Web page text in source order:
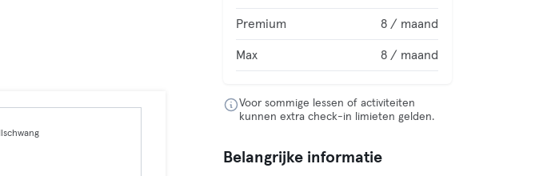
Ilschwang
Premium 8 / maand
Max 8 / maand
Voor sommige lessen of activiteiten
kunnen extra check-in limieten gelden.
Belangrijke informatie